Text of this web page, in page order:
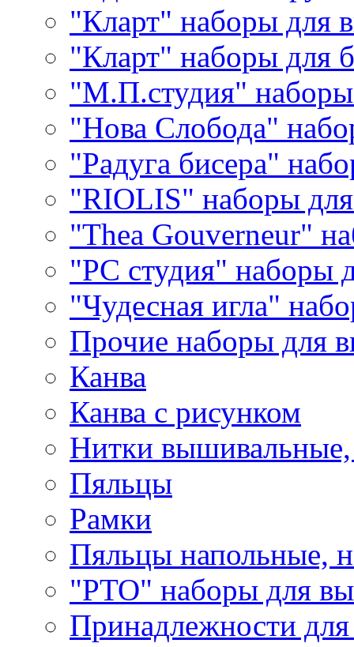
"Кларт" наборы для
"Кларт" наборы для
"М.П.студия"
"Нова Слобода"
"Радуга бисера"
"RIOLIS" наборы
"Thea Gouverneur"
"РС студия" наборы
"Чудесная игла"
Прочие наборы для
Канва
Канва с рисунком
Нитки
Пяльцы
Рамки
Пяльцы напольные,
"РТО" наборы для
Принадлежности